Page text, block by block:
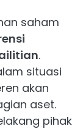
saham
.
situasi
akan
aset.
pihak